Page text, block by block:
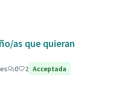
as que quieran
0 2 Acceptada